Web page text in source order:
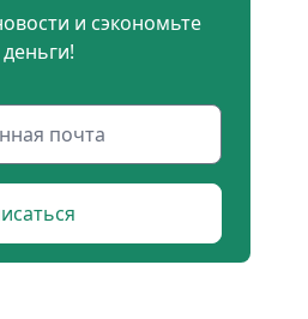
и сэкономьте